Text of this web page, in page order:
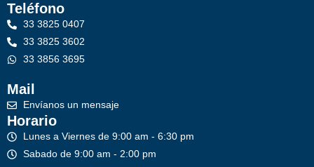
Teléfono
33 3825 0407
33 3825 3602
33 3856 3695
Mail
Envíanos un mensaje
Horario
Lunes a Viernes de 9:00 am - 6:30 pm
Sabado de 9:00 am - 2:00 pm